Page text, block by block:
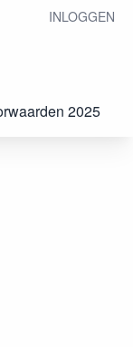
INLOGGEN
2025